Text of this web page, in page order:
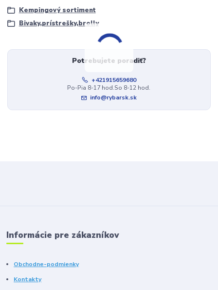
Kempingový sortiment
Bivaky,prístrešky,brolly
Potrebujete poradiť?
+421915659680
Po-Pia 8-17 hod.So 8-12 hod.
info@rybarsk.sk
Informácie pre zákazníkov
Obchodne-podmienky
Kontakty